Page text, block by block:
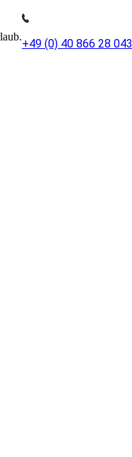
+49 (0) 40 866 28 043